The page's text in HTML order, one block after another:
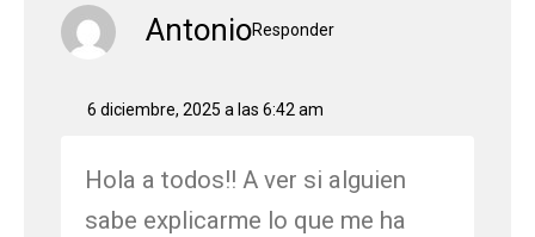
Antonio
6 diciembre, 2025 a las 6:42 am
Hola a todos!! A ver si alguien
sabe explicarme lo que me ha
Responder